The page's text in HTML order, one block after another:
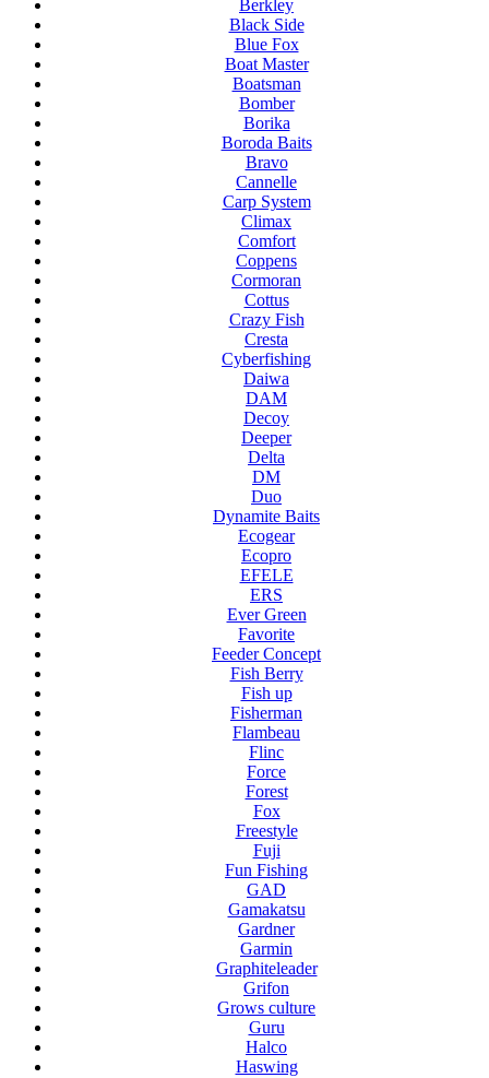
Berkley
Black Side
Blue Fox
Boat Master
Boatsman
Bomber
Borika
Boroda Baits
Bravo
Cannelle
Carp System
Climax
Comfort
Coppens
Cormoran
Cottus
Crazy Fish
Cresta
Cyberfishing
Daiwa
DAM
Decoy
Deeper
Delta
DM
Duo
Dynamite Baits
Ecogear
Ecopro
EFELE
ERS
Ever Green
Favorite
Feeder Concept
Fish Berry
Fish up
Fisherman
Flambeau
Flinc
Force
Forest
Fox
Freestyle
Fuji
Fun Fishing
GAD
Gamakatsu
Gardner
Garmin
Graphiteleader
Grifon
Grows culture
Guru
Halco
Haswing